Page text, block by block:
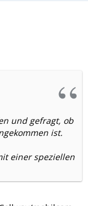
und gefragt, ob
ist.
einer speziellen